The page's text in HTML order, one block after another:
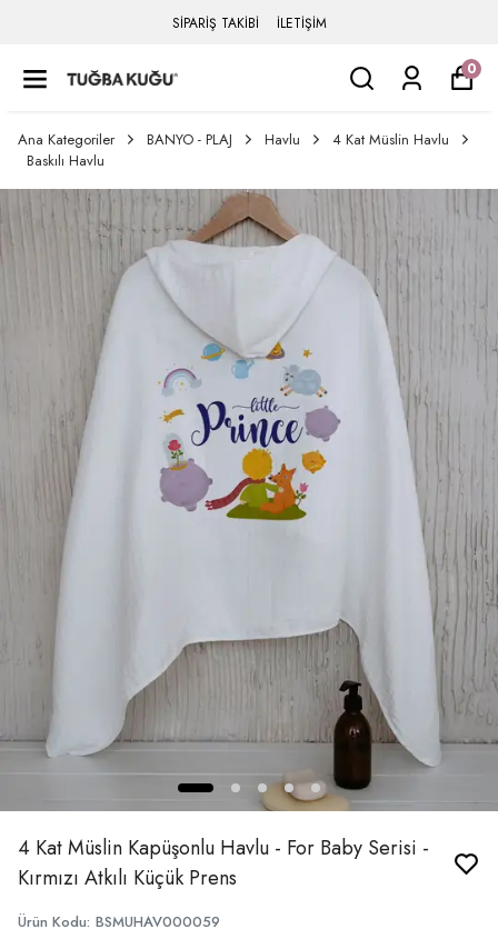
SİPARİŞ TAKİBİ İLETİŞİM
0
Ana Kategoriler BANYO - PLAJ Havlu
4 Kat Müslin Havlu
Baskılı Havlu
4 Kat Müslin Kapüşonlu Havlu - For Baby Serisi -
Kırmızı Atkılı Küçük Prens
Ürün Kodu: BSMUHAV000059